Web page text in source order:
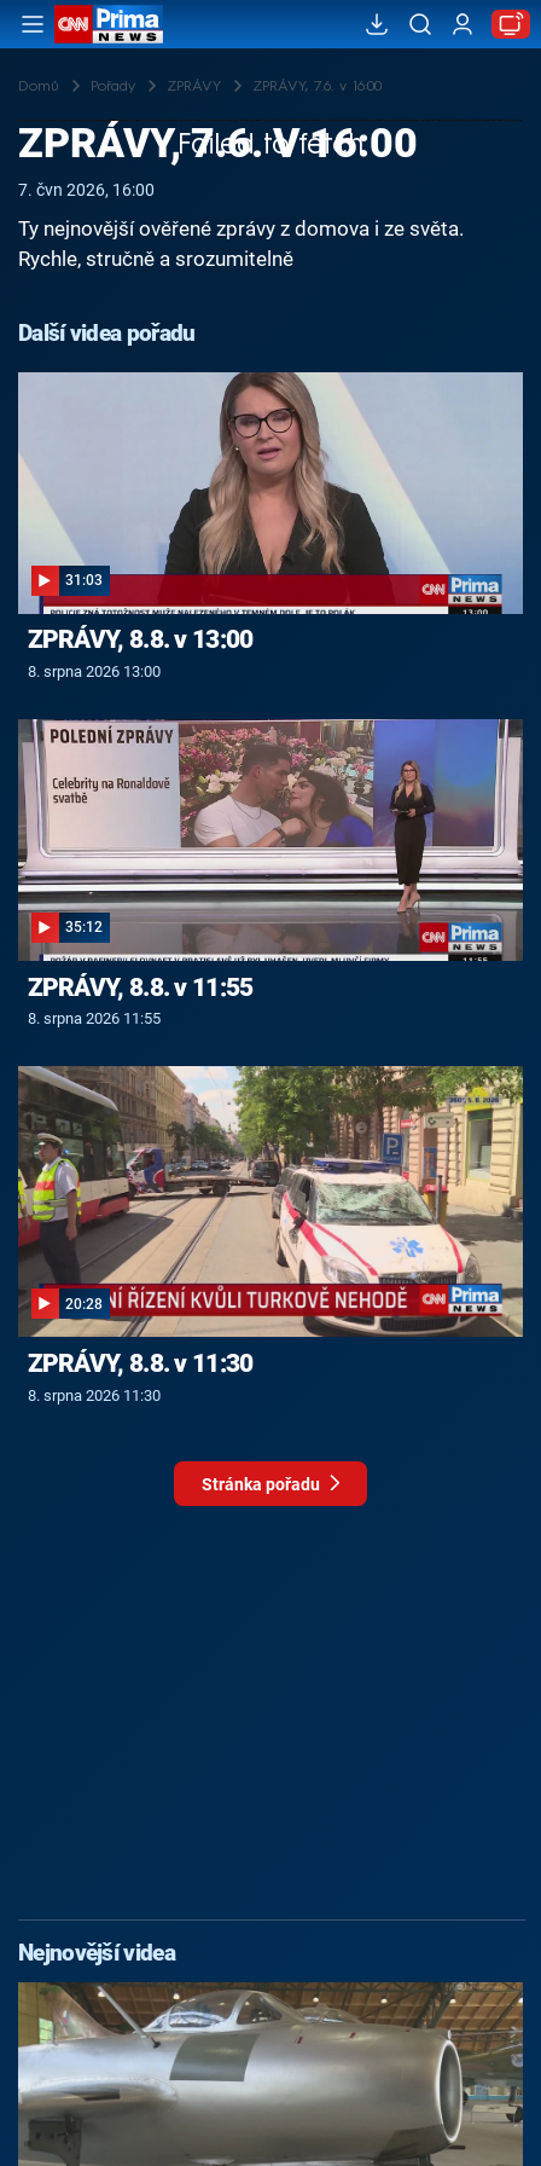
Domů Pořady ZPRÁVY ZPRÁVY, 7.6. v 16:00
Failed to fetch
ZPRÁVY, 7.6. V 16:00
7. čvn 2026, 16:00
Ty nejnovější ověřené zprávy z domova i ze světa.
Rychle, stručně a srozumitelně
Další videa pořadu
31:03
ZPRÁVY, 8.8. v 13:00
8. srpna 2026 13:00
35:12
ZPRÁVY, 8.8. v 11:55
8. srpna 2026 11:55
20:28
ZPRÁVY, 8.8. v 11:30
8. srpna 2026 11:30
Stránka pořadu
Nejnovější videa